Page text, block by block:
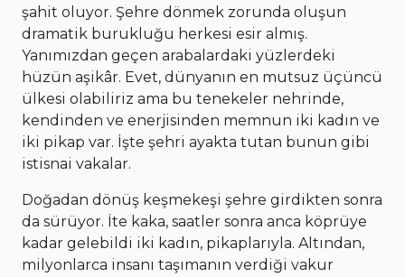
şahit oluyor. Şehre dönmek zorunda oluşun
dramatik burukluğu herkesi esir almış.
Yanımızdan geçen arabalardaki yüzlerdeki
hüzün aşikâr. Evet, dünyanın en mutsuz üçüncü
ülkesi olabiliriz ama bu tenekeler nehrinde,
kendinden ve enerjisinden memnun iki kadın ve
iki pikap var. İşte şehri ayakta tutan bunun gibi
istisnai vakalar.
Doğadan dönüş keşmekeşi şehre girdikten sonra
da sürüyor. İte kaka, saatler sonra anca köprüye
kadar gelebildi iki kadın, pikaplarıyla. Altından,
milyonlarca insanı taşımanın verdiği vakur